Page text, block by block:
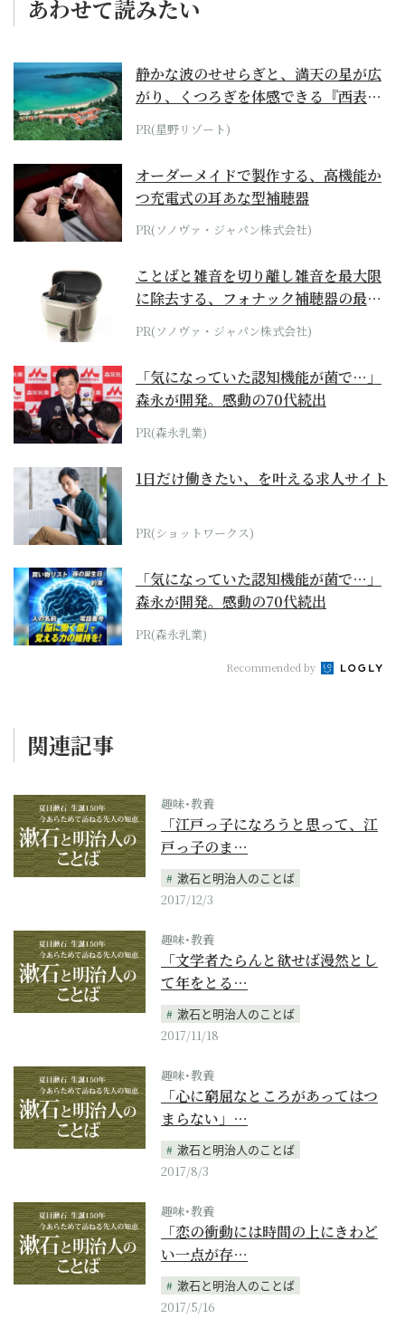
あわせて読みたい
静かな波のせせらぎと、満天の星が広
がり、くつろぎを体感できる『西表島
ホテル by...
PR(星野リゾート)
オーダーメイドで製作する、高機能か
つ充電式の耳あな型補聴器
PR(ソノヴァ・ジャパン株式会社)
ことばと雑音を切り離し雑音を最大限
に除去する、フォナック補聴器の最上
位モデル
PR(ソノヴァ・ジャパン株式会社)
「気になっていた認知機能が菌で…」
森永が開発。感動の70代続出
PR(森永乳業)
1日だけ働きたい、を叶える求人サイト
PR(ショットワークス)
「気になっていた認知機能が菌で…」
森永が開発。感動の70代続出
PR(森永乳業)
Recommended by
関連記事
趣味･教養
「江戸っ子になろうと思って、江
戸っ子のま…
漱石と明治人のことば
2017/12/3
趣味･教養
「文学者たらんと欲せば漫然とし
て年をとる…
漱石と明治人のことば
2017/11/18
趣味･教養
「心に窮屈なところがあってはつ
まらない」…
漱石と明治人のことば
2017/8/3
趣味･教養
「恋の衝動には時間の上にきわど
い一点が存…
漱石と明治人のことば
2017/5/16